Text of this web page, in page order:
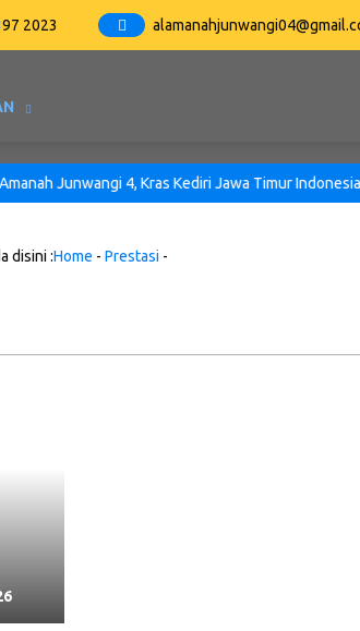
2023
Junwangi 4, Kras Kediri Jawa Timur Indonesia
disini :Home - Prestasi -